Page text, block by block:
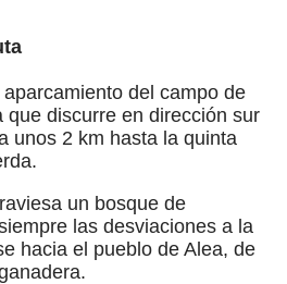
del campo de
que discurre en dirección sur
unos 2 km hasta la quinta
un bosque de
las desviaciones a la
hacia el pueblo de Alea, de